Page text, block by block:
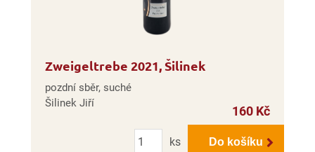
Zweigeltrebe 2021, Šilinek
pozdní sběr, suché
Šilinek Jiří
160 Kč
Počet
ks
Do košíku